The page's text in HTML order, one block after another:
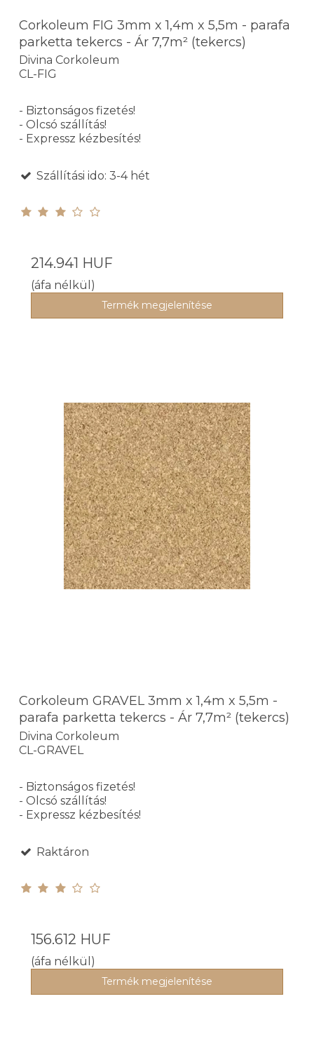
Corkoleum FIG 3mm x 1,4m x 5,5m - parafa
parketta tekercs - Ár 7,7m² (tekercs)
Divina Corkoleum
CL-FIG
- Biztonságos fizetés!
- Olcsó szállítás!
- Expressz kézbesítés!
Szállítási ido: 3-4 hét
214.941 HUF
(áfa nélkül)
Termék megjelenítése
Corkoleum GRAVEL 3mm x 1,4m x 5,5m -
parafa parketta tekercs - Ár 7,7m² (tekercs)
Divina Corkoleum
CL-GRAVEL
- Biztonságos fizetés!
- Olcsó szállítás!
- Expressz kézbesítés!
Raktáron
156.612 HUF
(áfa nélkül)
Termék megjelenítése